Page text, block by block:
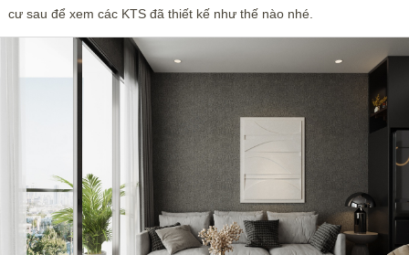
cư sau để xem các KTS đã thiết kế như thế nào nhé.